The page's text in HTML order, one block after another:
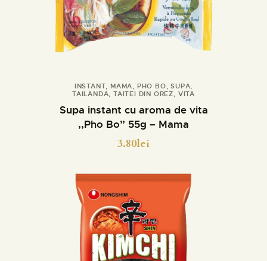
Detalii
INSTANT, MAMA, PHO BO,SUPA,
TAILANDA,TAITEI DIN OREZ, VITA
Supa instant cu aroma de vita
,,Pho Bo” 55g – Mama
3.80lei